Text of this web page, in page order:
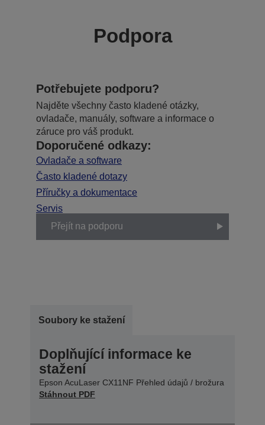
Podpora
Potřebujete podporu?
Najděte všechny často kladené otázky,
ovladače, manuály, software a informace o
záruce pro váš produkt.
Doporučené odkazy:
Ovladače a software
Často kladené dotazy
Příručky a dokumentace
Servis
Přejít na podporu
Soubory ke stažení
Doplňující informace ke
stažení
Epson AcuLaser CX11NF Přehled údajů / brožura
Stáhnout PDF